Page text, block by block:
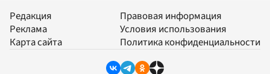
Редакция
Реклама
Карта сайта
Правовая информация
Условия использования
Политика конфиденциальности